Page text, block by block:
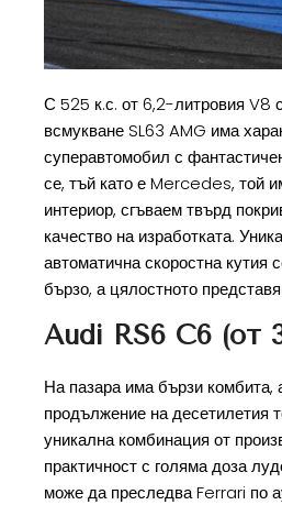
С 525 к.с. от 6,2-литровия V8
всмукване SL63 AMG има
суперавтомобил с
се, тъй като е Mercedes, той
интериор, сгъваем твърд
качество на изработката.
автоматична скоростна кутия
бързо, а цялостното
Audi RS6 C6 (от
На пазара има бързи комбита,
продължение на десетилетия
уникална комбинация от
практичност с голяма доза
може да преследва Ferrari по